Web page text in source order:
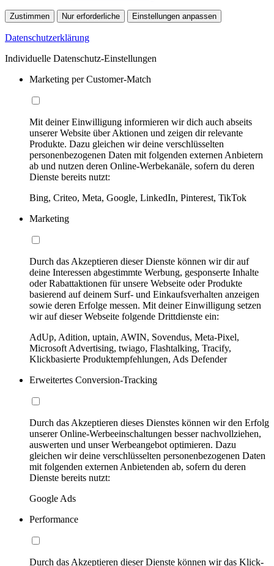
Zustimmen Nur erforderliche Einstellungen anpassen
Datenschutzerklärung
Individuelle Datenschutz-Einstellungen
Marketing per Customer-Match
Mit deiner Einwilligung informieren wir dich auch abseits
unserer Website über Aktionen und zeigen dir relevante
Produkte. Dazu gleichen wir deine verschlüsselten
personenbezogenen Daten mit folgenden externen Anbietern
ab und nutzen deren Online-Werbekanäle, sofern du deren
Dienste bereits nutzt:
Bing, Criteo, Meta, Google, LinkedIn, Pinterest, TikTok
Marketing
Durch das Akzeptieren dieser Dienste können wir dir auf
deine Interessen abgestimmte Werbung, gesponserte Inhalte
oder Rabattaktionen für unsere Webseite oder Produkte
basierend auf deinem Surf- und Einkaufsverhalten anzeigen
sowie deren Erfolge messen. Mit deiner Einwilligung setzen
wir auf dieser Webseite folgende Drittdienste ein:
AdUp, Adition, uptain, AWIN, Sovendus, Meta-Pixel,
Microsoft Advertising, twiago, Flashtalking, Tracify,
Klickbasierte Produktempfehlungen, Ads Defender
Erweitertes Conversion-Tracking
Durch das Akzeptieren dieses Dienstes können wir den Erfolg
unserer Online-Werbeeinschaltungen besser nachvollziehen,
auswerten und unser Werbeangebot optimieren. Dazu
gleichen wir deine verschlüsselten personenbezogenen Daten
mit folgenden externen Anbietenden ab, sofern du deren
Dienste bereits nutzt:
Google Ads
Performance
Durch das Akzeptieren dieser Dienste können wir das Klick-